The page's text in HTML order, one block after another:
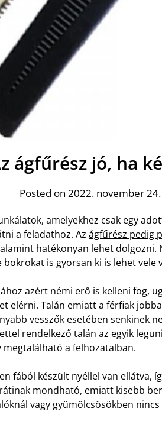
ágfűrész jó, ha
Posted on 2022. november
amelyekhez csak egy
a feladathoz. Az ágfűrész pedig
hatékonyan lehet dolgozni.
bokrokat is gyorsan ki is lehet vele
azért némi erő is kelleni fog,
elérni. Talán emiatt a férfiak
vesszők esetében senkinek
rendelkező talán az egyik
a felhozatalban.
fából készült nyéllel van ellátva,
mondható, emiatt kisebb
vagy gyümölcsösökben